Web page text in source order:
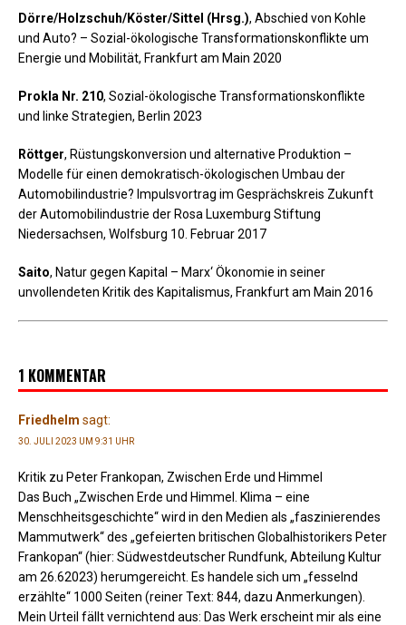
Dörre/Holzschuh/Köster/Sittel (Hrsg.), Abschied von Kohle
und Auto? – Sozial-ökologische Transformationskonflikte um
Energie und Mobilität, Frankfurt am Main 2020
Prokla Nr. 210, Sozial-ökologische Transformationskonflikte
und linke Strategien, Berlin 2023
Röttger, Rüstungskonversion und alternative Produktion –
Modelle für einen demokratisch-ökologischen Umbau der
Automobilindustrie? Impulsvortrag im Gesprächskreis Zukunft
der Automobilindustrie der Rosa Luxemburg Stiftung
Niedersachsen, Wolfsburg 10. Februar 2017
Saito, Natur gegen Kapital – Marx‘ Ökonomie in seiner
unvollendeten Kritik des Kapitalismus, Frankfurt am Main 2016
1 KOMMENTAR
Friedhelm sagt:
30. JULI 2023 UM 9:31 UHR
Kritik zu Peter Frankopan, Zwischen Erde und Himmel
Das Buch „Zwischen Erde und Himmel. Klima – eine
Menschheitsgeschichte“ wird in den Medien als „faszinierendes
Mammutwerk“ des „gefeierten britischen Globalhistorikers Peter
Frankopan“ (hier: Südwestdeutscher Rundfunk, Abteilung Kultur
am 26.62023) herumgereicht. Es handele sich um „fesselnd
erzählte“ 1000 Seiten (reiner Text: 844, dazu Anmerkungen).
Mein Urteil fällt vernichtend aus: Das Werk erscheint mir als eine